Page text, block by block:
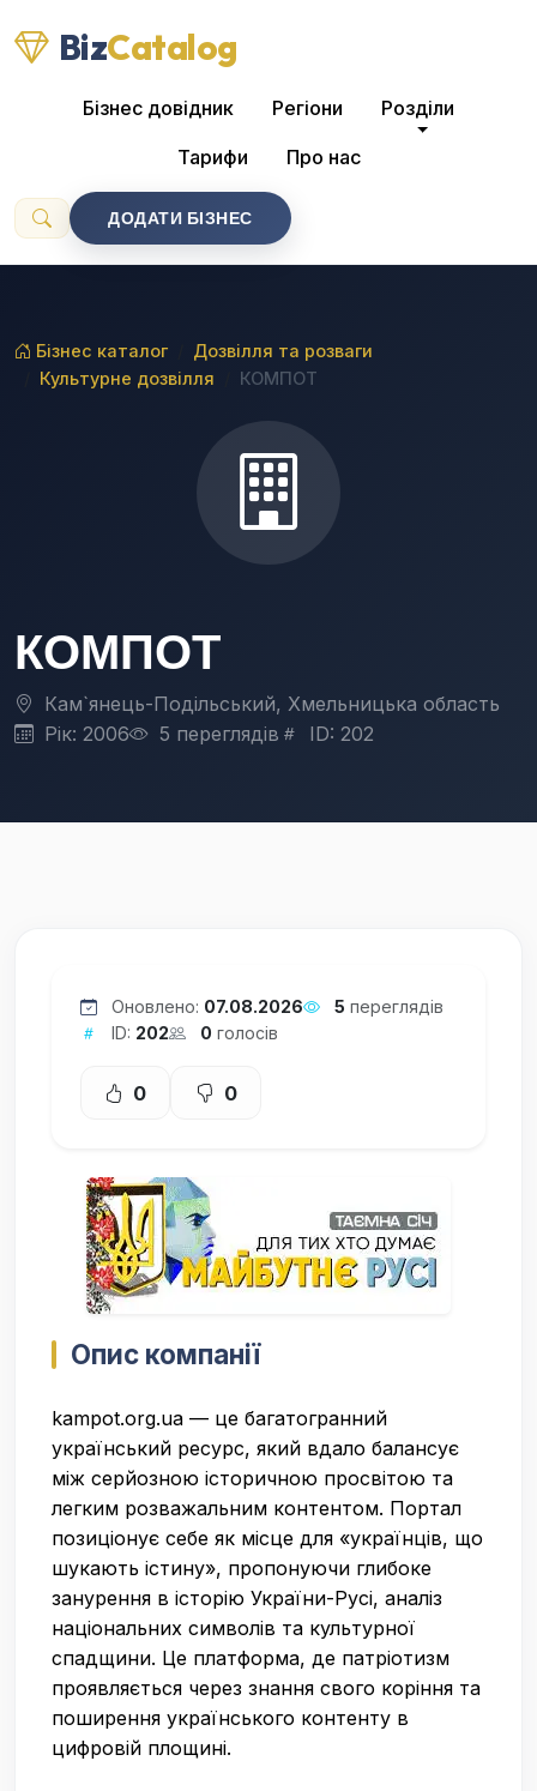
BizCatalog
Бізнес довідник Регіони Розділи
Тарифи Про нас
ДОДАТИ БІЗНЕС
Бізнес каталог
Дозвілля та розваги
Культурне дозвілля
КОМПОТ
КОМПОТ
Кам`янець-Подільський, Хмельницька область
Рік: 2006
5 переглядів ID: 202
Оновлено: 07.08.2026 5 переглядів
ID: 202 0 голосів
0 0
Опис компанії
kampot.org.ua — це багатогранний
український ресурс, який вдало балансує
між серйозною історичною просвітою та
легким розважальним контентом. Портал
позиціонує себе як місце для «українців, що
шукають істину», пропонуючи глибоке
занурення в історію України-Русі, аналіз
національних символів та культурної
спадщини. Це платформа, де патріотизм
проявляється через знання свого коріння та
поширення українського контенту в
цифровій площині.